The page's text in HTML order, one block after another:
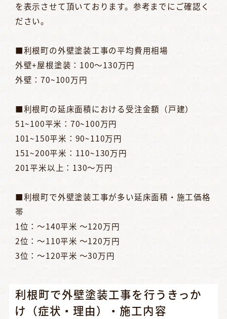
を表示させて頂いております。参考までにご確認く
ださい。
■利根町の外壁塗装工事の平均費用相場
外壁+屋根塗装：100～130万円
外壁：70~100万円
■利根町の延床面積における受注金額（戸建）
51~100平米：70~100万円
101~150平米：90~110万円
151~200平米：110~130万円
201平米以上：130～万円
■利根町で外壁塗装工事が多い延床面積・施工価格
帯
1位：～140平米 ～120万円
2位：～110平米 ～120万円
3位：～120平米 ～30万円
利根町で外壁塗装工事を行うきっか
け（症状・理由）・施工内容